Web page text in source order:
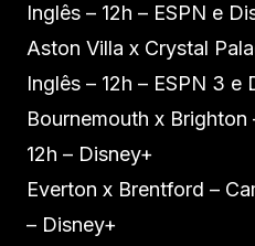
Inglês – 12h – ESPN e
Aston Villa x Crystal
Inglês – 12h – ESPN 3 e
Bournemouth x
12h – Disney+
Everton x Brentford –
– Disney+